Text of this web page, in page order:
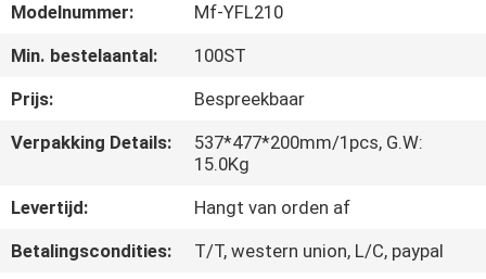
KWALITEITSCONTROLE
CONTACTEER
ONS
VERZOEK
OM EEN
Modelnummer:
Mf-YFL210
Min. bestelaantal:
100ST
Prijs:
Bespreekbaar
Verpakking Details:
537*477*200mm/1pcs, G.W:
15.0Kg
Levertijd:
Hangt van orden af
Betalingscondities:
T/T, western union, L/C, paypal